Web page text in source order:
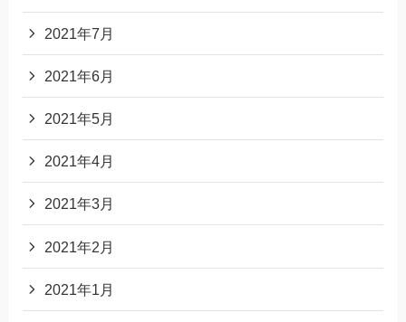
2021年7月
2021年6月
2021年5月
2021年4月
2021年3月
2021年2月
2021年1月